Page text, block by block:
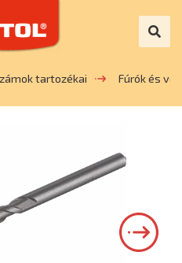
tartozékai Fúrók és